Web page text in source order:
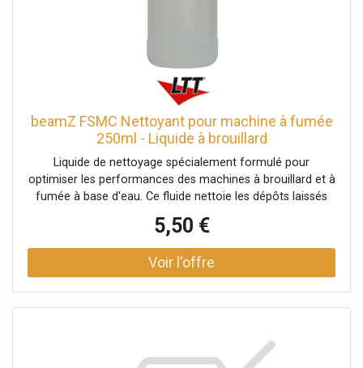
beamZ FSMC Nettoyant pour machine à fumée
250ml - Liquide à brouillard
Liquide de nettoyage spécialement formulé pour
optimiser les performances des machines à brouillard et à
fumée à base d'eau. Ce fluide nettoie les dépôts laissés
à fumée.Prolonge la durée de vie de votre machine à
brouillard ou à brume., Nettoyage des tuyaux et de
l'élément chauffant, A utiliser uniquement sur les
machines à brouillard et à brume à base d'eau !, Contenu:
5,50 €